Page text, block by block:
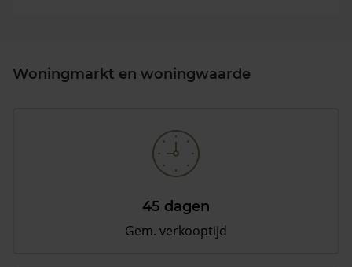
Woningmarkt en woningwaarde
45 dagen
Gem. verkooptijd